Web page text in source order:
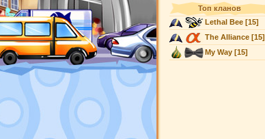
Топ кланов
Lethal Bee[15]
The Alliance[15]
My Way[15]